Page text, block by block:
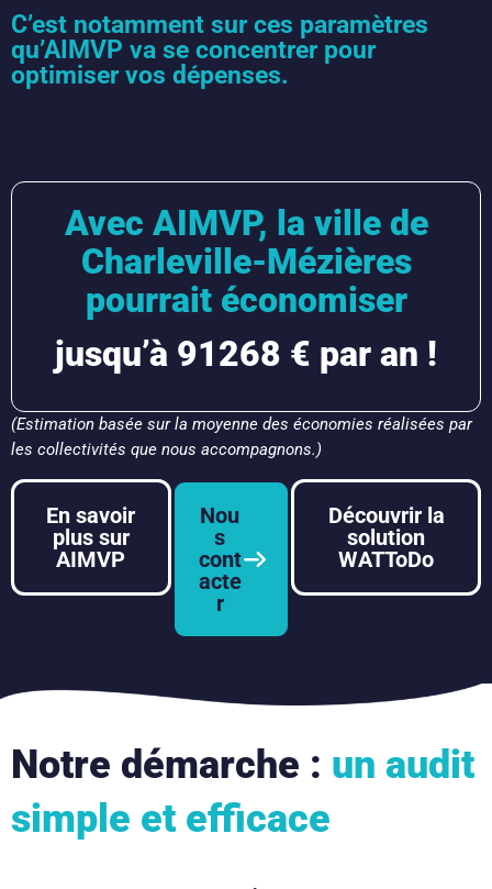
C’est notamment sur ces paramètres
qu’AIMVP va se concentrer pour
optimiser vos dépenses.
Avec AIMVP, la ville de
Charleville-Mézières
pourrait économiser
jusqu’à 91268 € par an !
(Estimation basée sur la moyenne des économies réalisées par
les collectivités que nous accompagnons.)
En savoir
plus sur
AIMVP
Nou
s
cont
acte
r
Découvrir la
solution
WATToDo
Notre démarche : un audit
simple et efficace